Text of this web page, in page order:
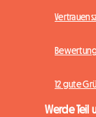
12 gute
Werde Teil